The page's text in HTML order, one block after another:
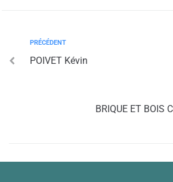
PRÉCÉDENT
POIVET Kévin
BRIQUE ET BOIS